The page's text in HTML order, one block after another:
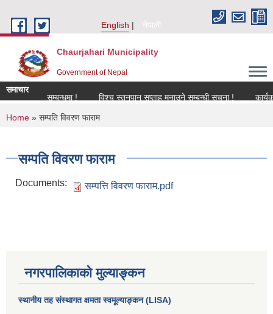
English
नेपाली
Chaurjahari Municipality
Government of Nepal
समाचार
सम्बन्धमा !
विश्च स्तनपान सप्ताह मनाउने सम्बन्धी सूचना !
You are here
Home » सम्पति विवरण फाराम
सम्पति विवरण फाराम
Documents: सम्पत्ति विवरण फाराम.pdf
नगरपालिकाको मुल्याङ्कन
स्थानीय तह संस्थागत क्षमता स्वमूल्याङ्कन (LISA)